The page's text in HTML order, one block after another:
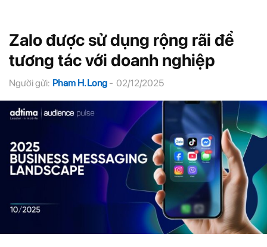
Zalo được sử dụng rộng rãi để
tương tác với doanh nghiệp
Người gửi: Pham H. Long - 02/12/2025